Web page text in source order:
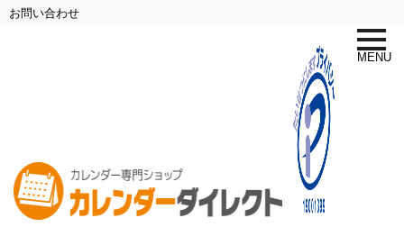
お問い合わせ
toggle
MENU